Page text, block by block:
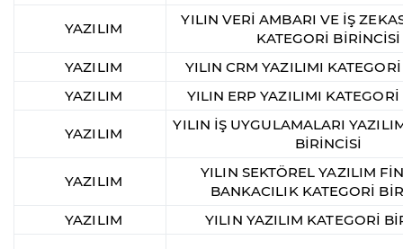
YAZILIM
YILIN VERİ AMBARI VE İŞ
KATEGORİ BİRİNCİSİ
YAZILIM
YILIN CRM YAZILIMI
YAZILIM
YILIN ERP YAZILIMI
YAZILIM
YILIN İŞ UYGULAMALARI
BİRİNCİSİ
YAZILIM
YILIN SEKTÖREL YAZILIM
BANKACILIK KATEGORİ
YAZILIM
YILIN YAZILIM KATEGORİ